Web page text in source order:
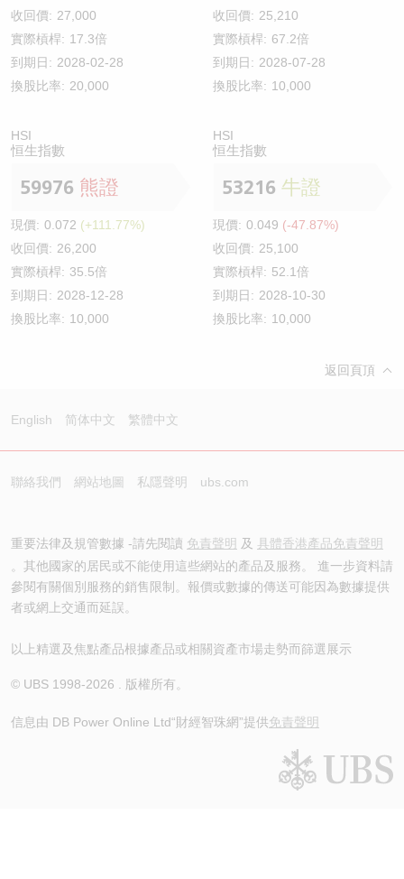
收回價: 27,000
實際槓桿: 17.3倍
到期日: 2028-02-28
換股比率: 20,000
收回價: 25,210
實際槓桿: 67.2倍
到期日: 2028-07-28
換股比率: 10,000
HSI
恒生指數
59976 熊證
現價: 0.072 (+111.77%)
收回價: 26,200
實際槓桿: 35.5倍
到期日: 2028-12-28
換股比率: 10,000
HSI
恒生指數
53216 牛證
現價: 0.049 (-47.87%)
收回價: 25,100
實際槓桿: 52.1倍
到期日: 2028-10-30
換股比率: 10,000
返回頁頂
English 简体中文 繁體中文
聯絡我們 網站地圖 私隱聲明 ubs.com
重要法律及規管數據 -請先閱讀 免責聲明 及 具體香港產品免責聲明
。其他國家的居民或不能使用這些網站的產品及服務。 進一步資料請
參閱有關個別服務的銷售限制。報價或數據的傳送可能因為數據提供
者或網上交通而延誤。
以上精選及焦點產品根據產品或相關資產市場走勢而篩選展示
© UBS 1998-2026 . 版權所有。
信息由 DB Power Online Ltd“財經智珠網”提供免責聲明